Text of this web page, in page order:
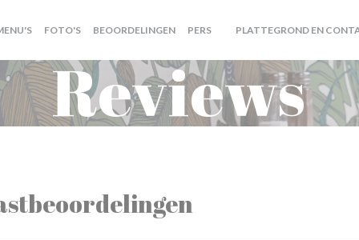
FOTO'S BEOORDELINGEN PERS
((OPENT IN EEN NIEUW
PLATTEGROND EN
Reviews